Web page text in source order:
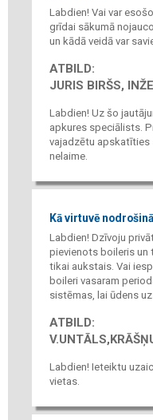
Labdien! Vai var
grīdai sākumā
un kādā veidā var
ATBILD:
JURIS BIRŠS,
Labdien! Uz šo
apkures speciālists.
vajadzētu apskatīties
nelaime.
Kā virtuvē
Labdien! Dzīvoju
pievienots boileris un
tikai aukstais. Vai
boileri vasaram
sistēmas, lai ūdens
ATBILD:
Labdien! Ieteiktu
vietas.